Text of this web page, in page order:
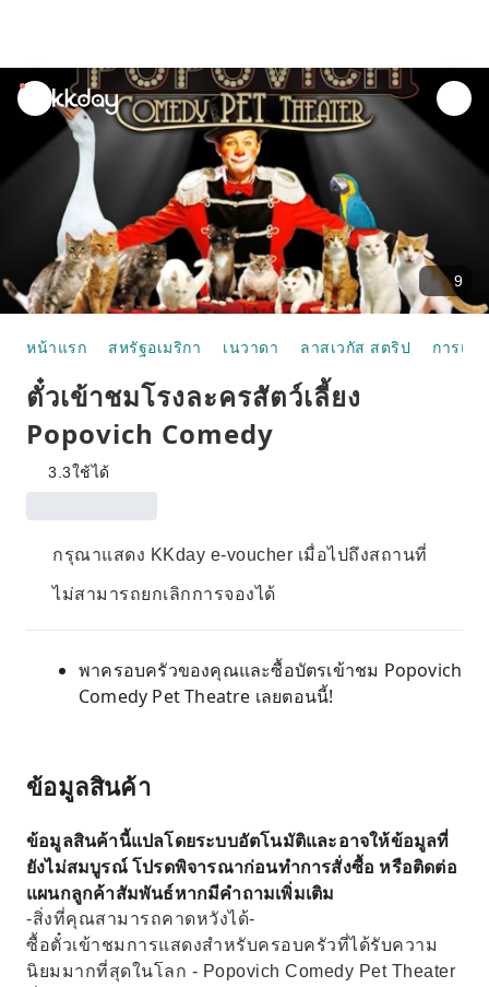
unread
notifications
9
หน้าแรก สหรัฐอเมริกา เนวาดา ลาสเวกัส สตริป การแส
ตั๋วเข้าชมโรงละครสัตว์เลี้ยง
Popovich Comedy
3.3ใช้ได้
กรุณาแสดง KKday e-voucher เมื่อไปถึงสถานที่
ไม่สามารถยกเลิกการจองได้
พาครอบครัวของคุณและซื้อบัตรเข้าชม Popovich
Comedy Pet Theatre เลยตอนนี้!
ข้อมูลสินค้า
ข้อมูลสินค้านี้แปลโดยระบบอัตโนมัติและอาจให้ข้อมูลที่
ยังไม่สมบูรณ์ โปรดพิจารณาก่อนทำการสั่งซื้อ หรือติดต่อ
แผนกลูกค้าสัมพันธ์หากมีคำถามเพิ่มเติม
-สิ่งที่คุณสามารถคาดหวังได้-
ซื้อตั๋วเข้าชมการแสดงสำหรับครอบครัวที่ได้รับความ
นิยมมากที่สุดในโลก - Popovich Comedy Pet Theater